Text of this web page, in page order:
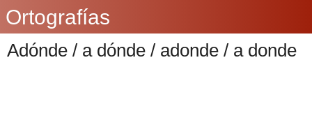
Ortografías
Adónde / a dónde / adonde / a donde